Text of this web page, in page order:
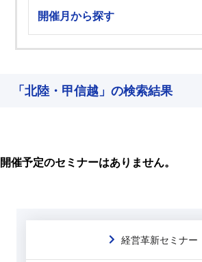
開催月から探す
「北陸・甲信越」の検索結果
開催予定のセミナーはありません。
経営革新セミナー